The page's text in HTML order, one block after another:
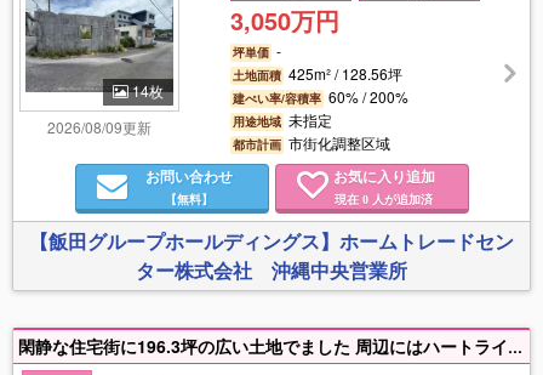
14枚
2026/08/09更新
3,050万円
坪単価 -
土地面積 425m² / 128.56坪
建ぺい率/容積率 60% / 200%
用途地域 未指定
都市計画 市街化調整区域
お問い合わせ
【無料】
お気に入り追加
現在 0 人が追加済
【飯田グループホールディングス】ホームトレードセン
ター株式会社 沖縄中央営業所
閑静な住宅街に196.3坪の広い土地でました 周辺にはハートライフ病院・メイクマンなどがあります♪ 住宅・アパート用地にいかがでしょうか(^^)/詳しくは売買スタッフまでお問合せください